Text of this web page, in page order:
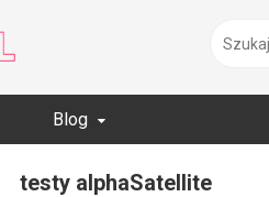
Blog
testy alphaSatellite